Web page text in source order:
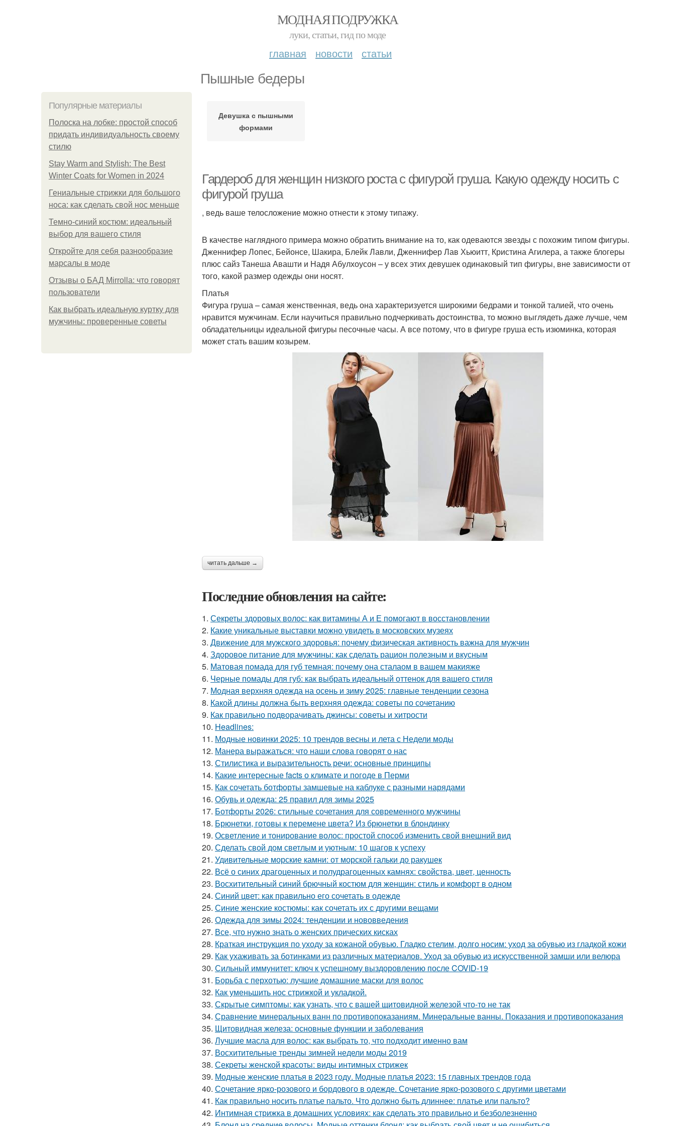
МОДНАЯ ПОДРУЖКА
луки, статьи, гид по моде
главная новости статьи
Пышные бедеры
Популярные материалы
Полоска на лобке: простой способ
придать индивидуальность своему
стилю
Stay Warm and Stylish: The Best
Winter Coats for Women in 2024
Гениальные стрижки для большого
носа: как сделать свой нос меньше
Темно-синий костюм: идеальный
выбор для вашего стиля
Откройте для себя разнообразие
марсалы в моде
Отзывы о БАД Mirrolla: что говорят
пользователи
Как выбрать идеальную куртку для
мужчины: проверенные советы
Девушка с пышными
формами
Гардероб для женщин низкого роста с фигурой груша. Какую одежду носить с
фигурой груша
, ведь ваше телосложение можно отнести к этому типажу.
В качестве наглядного примера можно обратить внимание на то, как одеваются звезды с похожим типом фигуры.
Дженнифер Лопес, Бейонсе, Шакира, Блейк Лавли, Дженнифер Лав Хьюитт, Кристина Агилера, а также блогеры
плюс сайз Танеша Авашти и Надя Абулхоусон – у всех этих девушек одинаковый тип фигуры, вне зависимости от
того, какой размер одежды они носят.
Платья
Фигура груша – самая женственная, ведь она характеризуется широкими бедрами и тонкой талией, что очень
нравится мужчинам. Если научиться правильно подчеркивать достоинства, то можно выглядеть даже лучше, чем
обладательницы идеальной фигуры песочные часы. А все потому, что в фигуре груша есть изюминка, которая
может стать вашим козырем.
читать дальше →
Последние обновления на сайте:
1. Секреты здоровых волос: как витамины А и Е помогают в восстановлении
2. Какие уникальные выставки можно увидеть в московских музеях
3. Движение для мужского здоровья: почему физическая активность важна для мужчин
4. Здоровое питание для мужчины: как сделать рацион полезным и вкусным
5. Матовая помада для губ темная: почему она сталаом в вашем макияже
6. Черные помады для губ: как выбрать идеальный оттенок для вашего стиля
7. Модная верхняя одежда на осень и зиму 2025: главные тенденции сезона
8. Какой длины должна быть верхняя одежда: советы по сочетанию
9. Как правильно подворачивать джинсы: советы и хитрости
10. Headlines:
11. Модные новинки 2025: 10 трендов весны и лета с Недели моды
12. Манера выражаться: что наши слова говорят о нас
13. Стилистика и выразительность речи: основные принципы
14. Какие интересные facts о климате и погоде в Перми
15. Как сочетать ботфорты замшевые на каблуке с разными нарядами
16. Обувь и одежда: 25 правил для зимы 2025
17. Ботфорты 2026: стильные сочетания для современного мужчины
18. Брюнетки, готовы к перемене цвета? Из брюнетки в блондинку
19. Осветление и тонирование волос: простой способ изменить свой внешний вид
20. Сделать свой дом светлым и уютным: 10 шагов к успеху
21. Удивительные морские камни: от морской гальки до ракушек
22. Всё о синих драгоценных и полудрагоценных камнях: свойства, цвет, ценность
23. Восхитительный синий брючный костюм для женщин: стиль и комфорт в одном
24. Синий цвет: как правильно его сочетать в одежде
25. Синие женские костюмы: как сочетать их с другими вещами
26. Одежда для зимы 2024: тенденции и нововведения
27. Все, что нужно знать о женских прических кисках
28. Краткая инструкция по уходу за кожаной обувью. Гладко стелим, долго носим: уход за обувью из гладкой кожи
29. Как ухаживать за ботинками из различных материалов. Уход за обувью из искусственной замши или велюра
30. Сильный иммунитет: ключ к успешному выздоровлению после COVID-19
31. Борьба с перхотью: лучшие домашние маски для волос
32. Как уменьшить нос стрижкой и укладкой.
33. Скрытые симптомы: как узнать, что с вашей щитовидной железой что-то не так
34. Сравнение минеральных ванн по противопоказаниям. Минеральные ванны. Показания и противопоказания
35. Щитовидная железа: основные функции и заболевания
36. Лучшие масла для волос: как выбрать то, что подходит именно вам
37. Восхитительные тренды зимней недели моды 2019
38. Секреты женской красоты: виды интимных стрижек
39. Модные женские платья в 2023 году. Модные платья 2023: 15 главных трендов года
40. Сочетание ярко-розового и бордового в одежде. Сочетание ярко-розового с другими цветами
41. Как правильно носить платье пальто. Что должно быть длиннее: платье или пальто?
42. Интимная стрижка в домашних условиях: как сделать это правильно и безболезненно